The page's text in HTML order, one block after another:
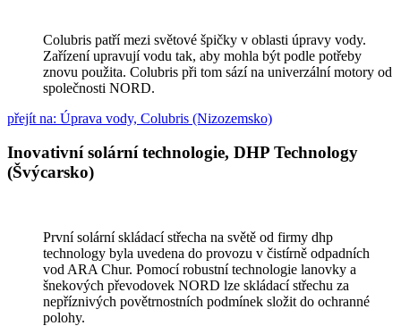
Colubris patří mezi světové špičky v oblasti úpravy vody.
Zařízení upravují vodu tak, aby mohla být podle potřeby
znovu použita. Colubris při tom sází na univerzální motory od
společnosti NORD.
přejít na: Úprava vody, Colubris (Nizozemsko)
Inovativní solární technologie, DHP Technology
(Švýcarsko)
První solární skládací střecha na světě od firmy dhp
technology byla uvedena do provozu v čistírně odpadních
vod ARA Chur. Pomocí robustní technologie lanovky a
šnekových převodovek NORD lze skládací střechu za
nepříznivých povětrnostních podmínek složit do ochranné
polohy.